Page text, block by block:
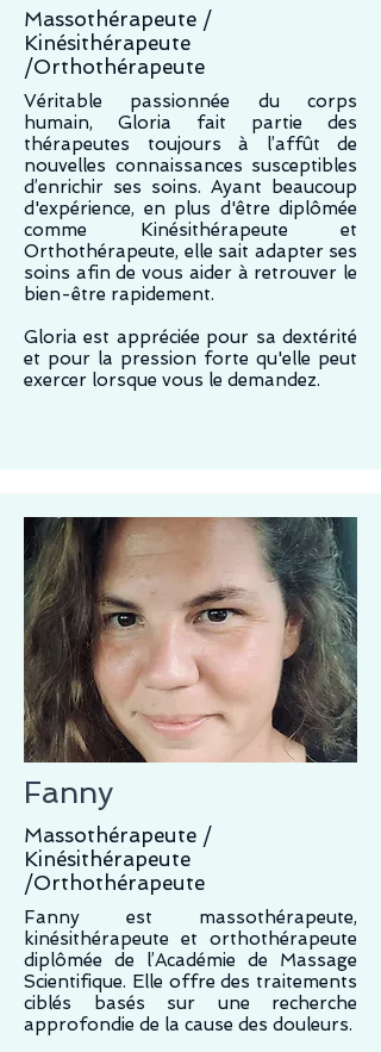
Massothérapeute /
Kinésithérapeute
/Orthothérapeute
Véritable passionnée du corps
humain, Gloria fait partie des
thérapeutes toujours à l’affût de
nouvelles connaissances susceptibles
d’enrichir ses soins. Ayant beaucoup
d'expérience, en plus d'être diplômée
comme Kinésithérapeute et
Orthothérapeute, elle sait adapter ses
soins afin de vous aider à retrouver le
bien-être rapidement.
Gloria est appréciée pour sa dextérité
et pour la pression forte qu'elle peut
exercer lorsque vous le demandez.
Fanny
Massothérapeute /
Kinésithérapeute
/Orthothérapeute
Fanny est massothérapeute,
kinésithérapeute et orthothérapeute
diplômée de l’Académie de Massage
Scientifique. Elle offre des traitements
ciblés basés sur une recherche
approfondie de la cause des douleurs.